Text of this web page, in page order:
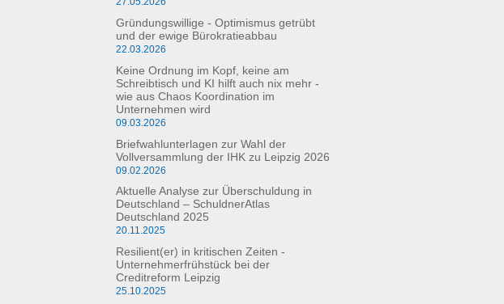
Gründungswillige - Optimismus getrübt
und der ewige Bürokratieabbau
22.03.2026
Keine Ordnung im Kopf, keine am
Schreibtisch und KI hilft auch nix mehr -
wie aus Chaos Koordination im
Unternehmen wird
09.03.2026
Briefwahlunterlagen zur Wahl der
Vollversammlung der IHK zu Leipzig 2026
09.02.2026
Aktuelle Analyse zur Überschuldung in
Deutschland – SchuldnerAtlas
Deutschland 2025
20.11.2025
Resilient(er) in kritischen Zeiten -
Unternehmerfrühstück bei der
Creditreform Leipzig
25.10.2025